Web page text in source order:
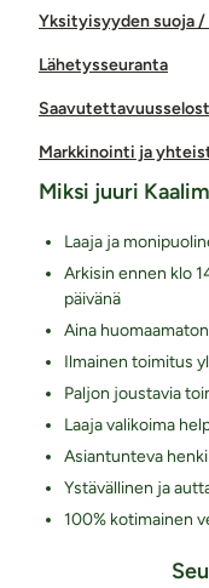
Yksityisyyden suoja
Lähetysseuranta
Markkinointi ja
Miksi juuri
Laaja ja
Arkisin ennen klo
päivänä
Aina
Ilmainen toimitus
Paljon joustavia
Laaja valikoima
Asiantunteva
Ystävällinen ja
100% kotimainen